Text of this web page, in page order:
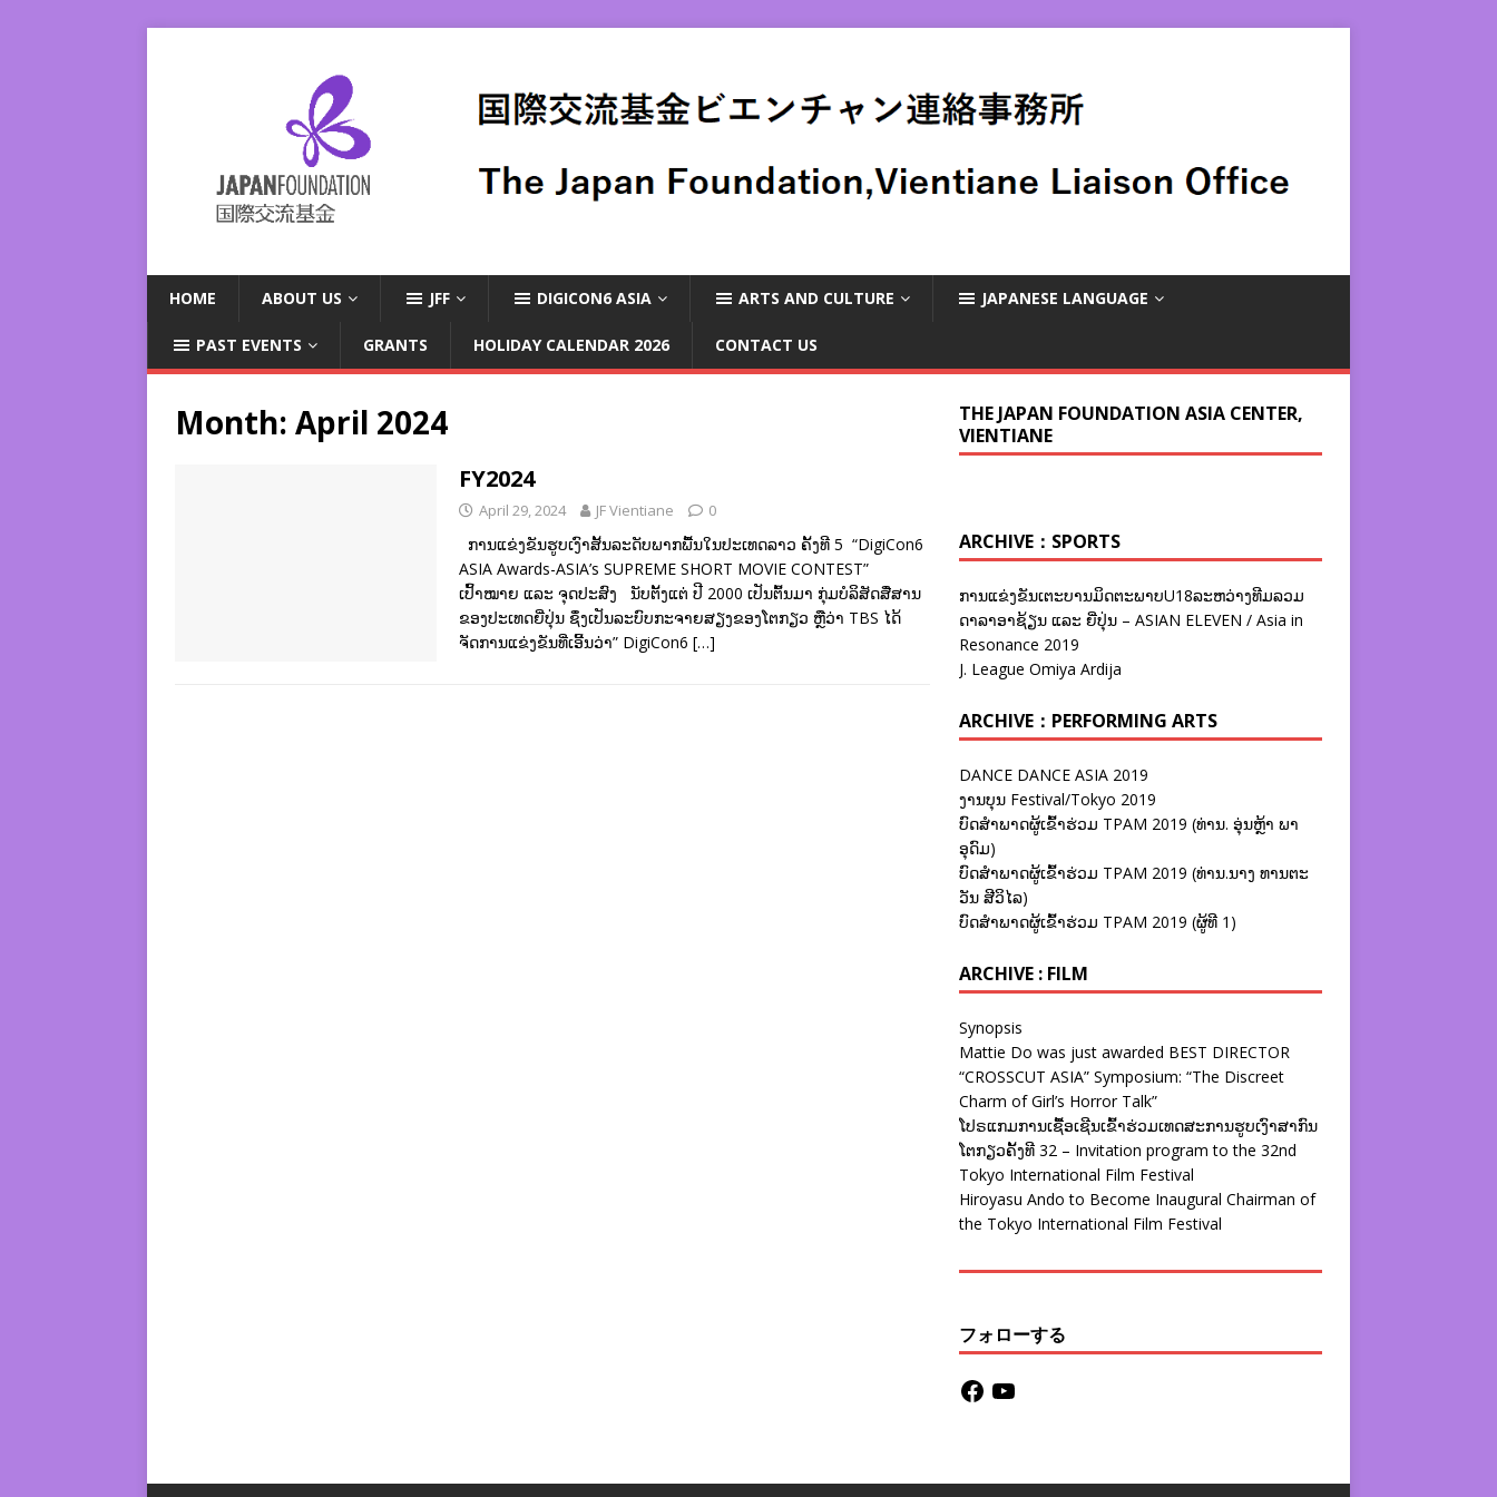
HOME ABOUT US JFF DIGICON6 ASIA ARTS AND CULTURE JAPANESE LANGUAGE
PAST EVENTS GRANTS HOLIDAY CALENDAR 2026 CONTACT US
Month: April 2024
FY2024
April 29, 2024 JF Vientiane 0
ການແຂ່ງຂັນຮູບເງົາສັ້ນລະດັບພາກພື້ນໃນປະເທດລາວ ຄັ້ງທີ 5 “DigiCon6
ASIA Awards-ASIA’s SUPREME SHORT MOVIE CONTEST”
ເປົ້າໝາຍ ແລະ ຈຸດປະສົງ ນັບຕັ້ງແຕ່ ປີ 2000 ເປັນຕົ້ນມາ ກຸ່ມບໍລິສັດສື່ສານ
ຂອງປະເທດຍີ່ປຸ່ນ ຊຶ່ງເປັນລະບົບກະຈາຍສຽງຂອງໂຕກຽວ ຫຼືວ່າ TBS ໄດ້
ຈັດການແຂ່ງຂັນທີ່ເອີ້ນວ່າ” DigiCon6 […]
THE JAPAN FOUNDATION ASIA CENTER,
VIENTIANE
ARCHIVE：SPORTS
ການແຂ່ງຂັນເຕະບານມິດຕະພາບU18ລະຫວ່າງທີມລວມ
ດາລາອາຊ້ຽນ ແລະ ຍີ່ປຸ່ນ – ASIAN ELEVEN / Asia in
Resonance 2019
J. League Omiya Ardija
ARCHIVE：PERFORMING ARTS
DANCE DANCE ASIA 2019
ງານບຸນ Festival/Tokyo 2019
ບົດສຳພາດຜູ້ເຂົ້າຮ່ວມ TPAM 2019 (ທ່ານ. ອຸ່ນຫຼ້າ ພາ
ອຸດົມ)
ບົດສຳພາດຜູ້ເຂົ້າຮ່ວມ TPAM 2019 (ທ່ານ.ນາງ ທານຕະ
ວັນ ສີວິໄລ)
ບົດສຳພາດຜູ້ເຂົ້າຮ່ວມ TPAM 2019 (ຜູ້ທີ 1)
ARCHIVE : FILM
Synopsis
Mattie Do was just awarded BEST DIRECTOR
“CROSSCUT ASIA” Symposium: “The Discreet
Charm of Girl’s Horror Talk”
ໂປຣແກມການເຊື້ອເຊີນເຂົ້າຮ່ວມເທດສະການຮູບເງົາສາກົນ
ໂຕກຽວຄັ້ງທີ 32 – Invitation program to the 32nd
Tokyo International Film Festival
Hiroyasu Ando to Become Inaugural Chairman of
the Tokyo International Film Festival
フォローする